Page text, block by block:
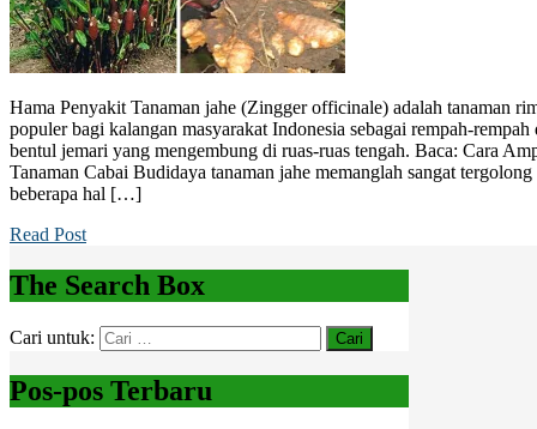
Hama Penyakit Tanaman jahe (Zingger officinale) adalah tanaman
populer bagi kalangan masyarakat Indonesia sebagai rempah-
bentul jemari yang mengembung di ruas-ruas tengah. Baca: Cara
Tanaman Cabai Budidaya tanaman jahe memanglah sangat
beberapa hal […]
Read Post
The Search Box
Cari untuk:
Pos-pos Terbaru